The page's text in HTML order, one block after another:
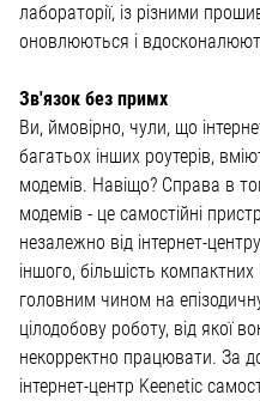
лабораторії, із різними
оновлюються і
Зв'язок без примх
Ви, ймовірно, чули, що
багатьох інших роутерів,
модемів. Навіщо? Справа в
модемів - це самостійні
незалежно від інтернет-
іншого, більшість
головним чином на
цілодобову роботу, від якої
некорректно працювати. За
інтернет-центр Keenetic